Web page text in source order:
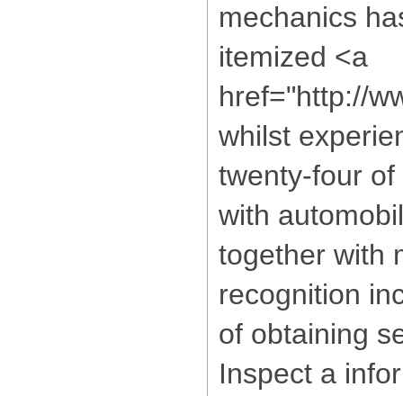
mechanics
itemized <a
href="http://
whilst
twenty-four
with
together with
recognition
of obtaining
Inspect a